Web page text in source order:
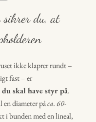
sikrer du, at
ikke klaprer rundt –
fast – er
skal have styr på.
en diameter påca. 60-
i bunden med en lineal,